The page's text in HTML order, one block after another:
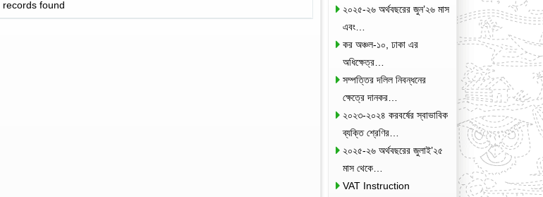
records found
২০২৫-২৬ অর্থবছরের জুন’২৬ মাস
এবং…
কর অঞ্চল-১০, ঢাকা এর
অধিক্ষেত্র…
সম্পত্তির দলিল নিবন্ধনের
ক্ষেত্রে দানকর…
২০২৩-২০২৪ করবর্ষের স্বাভাবিক
ব্যক্তি শ্রেণির…
২০২৫-২৬ অর্থবছরের জুলাই’২৫
মাস থেকে…
VAT Instruction